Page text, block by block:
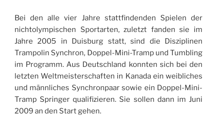
Bei den alle vier Jahre stattfindenden Spielen der
nichtolympischen Sportarten, zuletzt fanden sie im
Jahre 2005 in Duisburg statt, sind die Disziplinen
Trampolin Synchron, Doppel-Mini-Tramp und Tumbling
im Programm. Aus Deutschland konnten sich bei den
letzten Weltmeisterschaften in Kanada ein weibliches
und männliches Synchronpaar sowie ein Doppel-Mini-
Tramp Springer qualifizieren. Sie sollen dann im Juni
2009 an den Start gehen.